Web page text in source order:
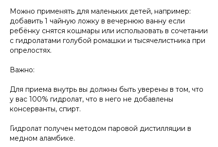
Можно применять для маленьких детей, например:
добавить 1 чайную ложку в вечернюю ванну если
ребёнку снятся кошмары или использовать в сочетании
с гидролатами голубой ромашки и тысячелистника при
опрелостях.
Важно:
Для приема внутрь вы должны быть уверены в том, что
у вас 100% гидролат, что в него не добавлены
консерванты, спирт.
Гидролат получен методом паровой дистилляции в
медном аламбике.